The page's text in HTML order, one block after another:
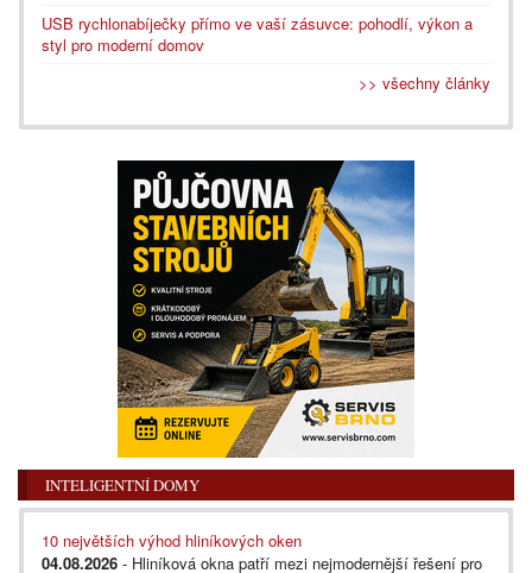
USB rychlonabíječky přímo ve vaší zásuvce: pohodlí, výkon a
styl pro moderní domov
>> všechny články
INTELIGENTNÍ DOMY
10 největších výhod hliníkových oken
04.08.2026 - Hliníková okna patří mezi nejmodernější řešení pro